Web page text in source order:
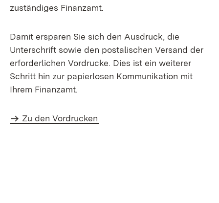
zuständiges Finanzamt.
Damit ersparen Sie sich den Ausdruck, die
Unterschrift sowie den postalischen Versand der
erforderlichen Vordrucke. Dies ist ein weiterer
Schritt hin zur papierlosen Kommunikation mit
Ihrem Finanzamt.
Zu den Vordrucken